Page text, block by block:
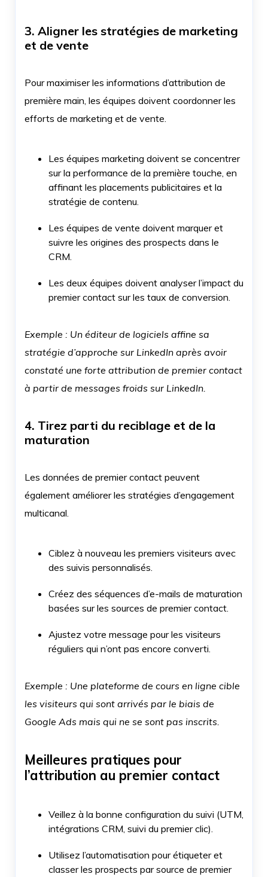
3. Aligner les stratégies de marketing
et de vente
Pour maximiser les informations d’attribution de
première main, les équipes doivent coordonner les
efforts de marketing et de vente.
Les équipes marketing doivent se concentrer
sur la performance de la première touche, en
affinant les placements publicitaires et la
stratégie de contenu.
Les équipes de vente doivent marquer et
suivre les origines des prospects dans le
CRM.
Les deux équipes doivent analyser l’impact du
premier contact sur les taux de conversion.
Exemple : Un éditeur de logiciels affine sa
stratégie d’approche sur LinkedIn après avoir
constaté une forte attribution de premier contact
à partir de messages froids sur LinkedIn.
4. Tirez parti du reciblage et de la
maturation
Les données de premier contact peuvent
également améliorer les stratégies d’engagement
multicanal.
Ciblez à nouveau les premiers visiteurs avec
des suivis personnalisés.
Créez des séquences d’e-mails de maturation
basées sur les sources de premier contact.
Ajustez votre message pour les visiteurs
réguliers qui n’ont pas encore converti.
Exemple : Une plateforme de cours en ligne cible
les visiteurs qui sont arrivés par le biais de
Google Ads mais qui ne se sont pas inscrits.
Meilleures pratiques pour
l’attribution au premier contact
Veillez à la bonne configuration du suivi (UTM,
intégrations CRM, suivi du premier clic).
Utilisez l’automatisation pour étiqueter et
classer les prospects par source de premier